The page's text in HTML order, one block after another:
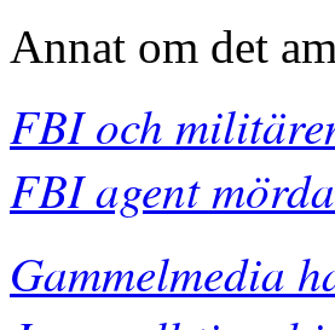
Annat om det
FBI och
FBI agent
Gammelmedia